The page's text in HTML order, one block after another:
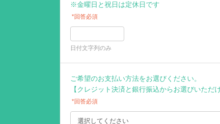
※金曜日と祝日は定休日です
*回答必須
日付文字列のみ
ご希望のお支払い方法をお選びください。
【クレジット決済と銀行振込からお選びいただ
*回答必須